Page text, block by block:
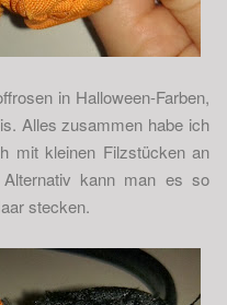
in Halloween-Farben,
Alles zusammen habe ich
mit kleinen Filzstücken an
kann man es so
stecken.